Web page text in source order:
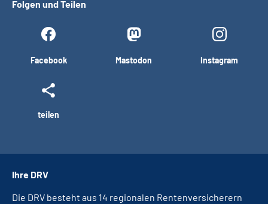
Folgen und Teilen
Facebook Mastodon Instagram
teilen
Ihre DRV
Die DRV besteht aus 14 regionalen Rentenversicherern